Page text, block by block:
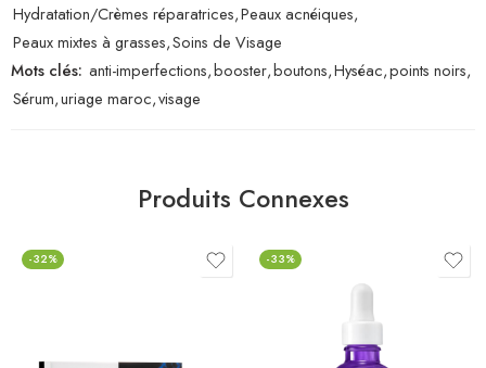
Hydratation/Crèmes réparatrices,Peaux acnéiques,
Peaux mixtes à grasses,Soins de Visage
Mots clés: anti-imperfections,booster,boutons,Hyséac,points noirs,
Sérum,uriage maroc,visage
Produits Connexes
-32% -33%